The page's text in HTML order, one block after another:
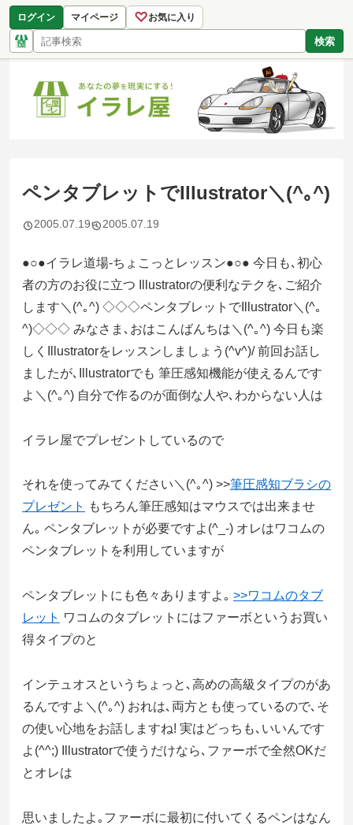
ログイン マイページ ♡お気に入り
検索
ペンタブレットでIllustrator＼(^｡^)
2005.07.19 2005.07.19
●○●イラレ道場-ちょこっとレッスン●○● 今日も､初心
者の方のお役に立つ Illustratorの便利なテクを､ご紹介
します＼(^｡^) ◇◇◇ペンタブレットでIllustrator＼(^｡
^)◇◇◇ みなさま､おはこんばんちは＼(^｡^) 今日も楽
しくIllustratorをレッスンしましょう(^v^)/ 前回お話し
ましたが､Illustratorでも 筆圧感知機能が使えるんです
よ＼(^｡^) 自分で作るのが面倒な人や､わからない人は
イラレ屋でプレゼントしているので
それを使ってみてください＼(^｡^) >>筆圧感知ブラシの
プレゼント
もちろん筆圧感知はマウスでは出来ませ
ん｡ ペンタブレットが必要ですよ(^_-) オレはワコムの
ペンタブレットを利用していますが
ペンタブレットにも色々ありますよ｡ >>ワコムのタブ
レット ワコムのタブレットにはファーボというお買い
得タイプのと
インテュオスというちょっと､高めの高級タイプのがあ
るんですよ＼(^｡^) おれは､両方とも使っているので､そ
の使い心地をお話しますね! 実はどっちも､いいんです
よ(^^;) Illustratorで使うだけなら､ファーボで全然OKだ
とオレは
思いましたよ｡ファーボに最初に付いてくるペンはなん